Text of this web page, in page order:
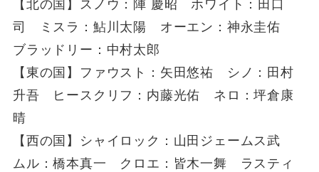
【北の国】スノウ：陣 慶昭 ホワイト：田口
司 ミスラ：鮎川太陽 オーエン：神永圭佑
ブラッドリー：中村太郎
【東の国】ファウスト：矢田悠祐 シノ：田村
升吾 ヒースクリフ：内藤光佑 ネロ：坪倉康
晴
【西の国】シャイロック：山田ジェームス武
ムル：橋本真一 クロエ：皆木一舞 ラスティ